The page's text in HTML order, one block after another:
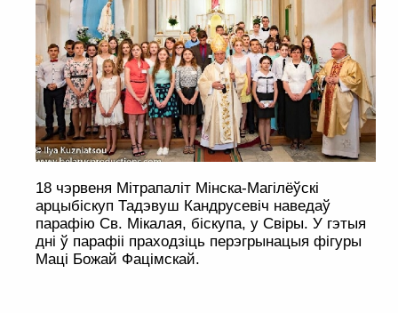
18 чэрвеня Мітрапаліт Мінска-Магілёўскі
арцыбіскуп Тадэвуш Кандрусевіч наведаў
парафію Св. Мікалая, біскупа, у Свіры. У гэтыя
дні ў парафіі праходзіць перэгрынацыя фігуры
Маці Божай Фацімскай.